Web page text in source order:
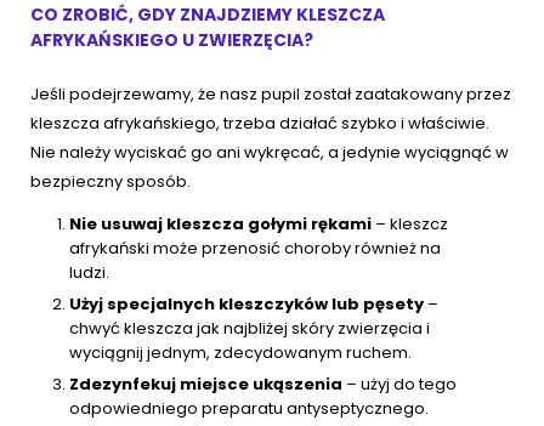
CO ZROBIĆ, GDY ZNAJDZIEMY KLESZCZA
AFRYKAŃSKIEGO U ZWIERZĘCIA?
Jeśli podejrzewamy, że nasz pupil został zaatakowany przez
kleszcza afrykańskiego, trzeba działać szybko i właściwie.
Nie należy wyciskać go ani wykręcać, a jedynie wyciągnąć w
bezpieczny sposób.
Nie usuwaj kleszcza gołymi rękami – kleszcz
afrykański może przenosić choroby również na
ludzi.
Użyj specjalnych kleszczyków lub pęsety –
chwyć kleszcza jak najbliżej skóry zwierzęcia i
wyciągnij jednym, zdecydowanym ruchem.
Zdezynfekuj miejsce ukąszenia – użyj do tego
odpowiedniego preparatu antyseptycznego.